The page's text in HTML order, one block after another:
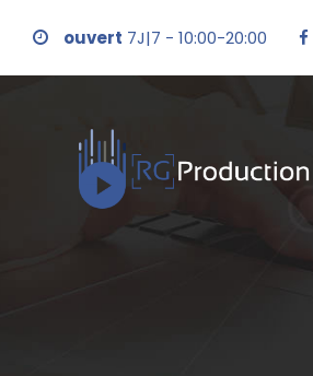
ouvert 7J|7 - 10:00-20:00